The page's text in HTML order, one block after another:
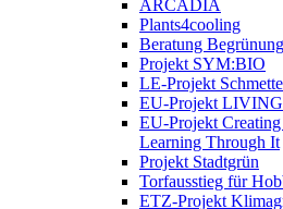
ARCADIA
Plants4cooling
Beratung
Projekt SYM:BIO
LE-Projekt
EU-Projekt
EU-Projekt
Learning Through It
Projekt Stadtgrün
Torfausstieg für
ETZ-Projekt